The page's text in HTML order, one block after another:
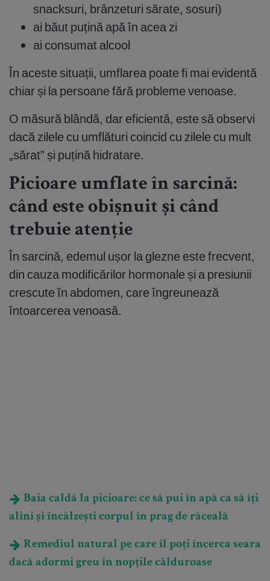
snacksuri, brânzeturi sărate, sosuri)
ai băut puțină apă în acea zi
ai consumat alcool
În aceste situații, umflarea poate fi mai evidentă
chiar și la persoane fără probleme venoase.
O măsură blândă, dar eficientă, este să observi
dacă zilele cu umflături coincid cu zilele cu mult
„sărat” și puțină hidratare.
Picioare umflate în sarcină:
când este obișnuit și când
trebuie atenție
În sarcină, edemul ușor la glezne este frecvent,
din cauza modificărilor hormonale și a presiunii
crescute în abdomen, care îngreunează
întoarcerea venoasă.
Baia caldă la picioare: ce să pui în apă ca să îți
alini și încălzești corpul în prag de răceală
Remediul natural pe care îl poți încerca seara
dacă adormi greu în nopțile călduroase